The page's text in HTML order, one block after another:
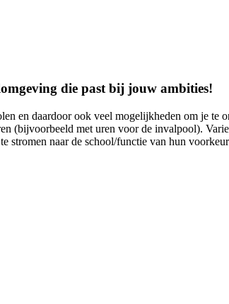
die past bij jouw ambities!
en daardoor ook veel mogelijkheden om je
(bijvoorbeeld met uren voor de invalpool).
stromen naar de school/functie van hun